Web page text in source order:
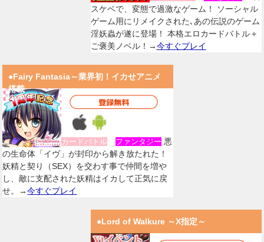
スケベで、変態で過激なゲーム！ ソーシャル
ゲーム用にリメイクされた､あの伝説のゲーム
淫妖蟲が遂に登場！ 本格エロカードバトル＋
ご褒美ノベル！→今すぐプレイ
●Fairy Fantasia～業界初！イカせアニメ
搭載
カードバトル ファンタジー 悪
の生命体「イヴ」が封印から解き放たれた！
妖精と契り（SEX）を交わす事で仲間を増や
し、敵に支配された妖精はイカして正気に戻
せ。→今すぐプレイ
●Lord of Walkure ～X指定～